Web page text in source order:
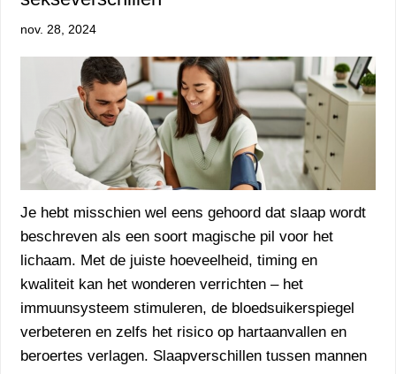
nov. 28, 2024
Je hebt misschien wel eens gehoord dat slaap wordt
beschreven als een soort magische pil voor het
lichaam. Met de juiste hoeveelheid, timing en
kwaliteit kan het wonderen verrichten – het
immuunsysteem stimuleren, de bloedsuikerspiegel
verbeteren en zelfs het risico op hartaanvallen en
beroertes verlagen. Slaapverschillen tussen mannen